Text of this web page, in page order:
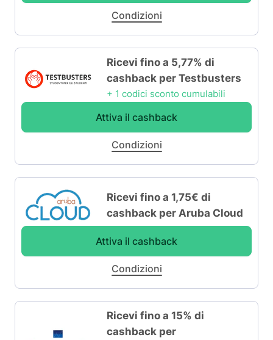
Condizioni
Ricevi fino a 5,77% di
cashback per Testbusters
+ 1 codici sconto cumulabili
Attiva il cashback
Condizioni
Ricevi fino a 1,75€ di
cashback per Aruba Cloud
Attiva il cashback
Condizioni
Ricevi fino a 15% di
cashback per